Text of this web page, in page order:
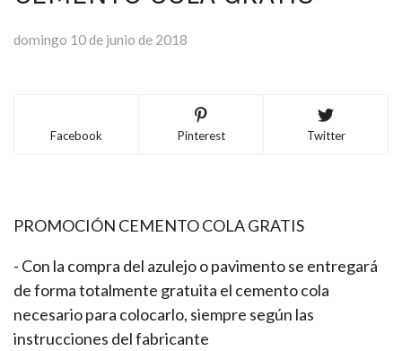
domingo 10 de junio de 2018
Facebook Pinterest Twitter
PROMOCIÓN CEMENTO COLA GRATIS
- Con la compra del azulejo o pavimento se entregará
de forma totalmente gratuita el cemento cola
necesario para colocarlo, siempre según las
instrucciones del fabricante